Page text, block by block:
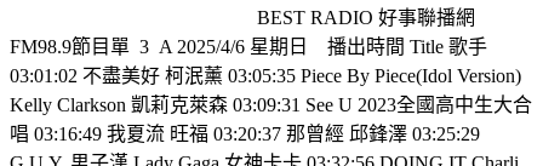
BEST RADIO 好事聯播網
FM98.9節目單 3 A 2025/4/6 星期日
播出時間 Title 歌手
03:01:02 不盡美好 柯泯薰 03:05:35 Piece By Piece(Idol Version)
Kelly Clarkson 凱莉克萊森 03:09:31 See U 2023全國高中生大合
唱 03:16:49 我夏流 旺福 03:20:37 那曾經 邱鋒澤 03:25:29